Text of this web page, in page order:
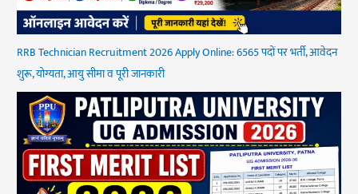
RRB Technician Recruitment 2026 Apply Online: 6565 पदों पर भर्ती, आवेदन
शुरू, योग्यता, आयु सीमा व पूरी जानकारी